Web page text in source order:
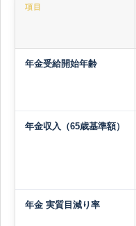
項目
年金受給開始年齢
年金収入（65歳基準額）
年金 実質目減り率